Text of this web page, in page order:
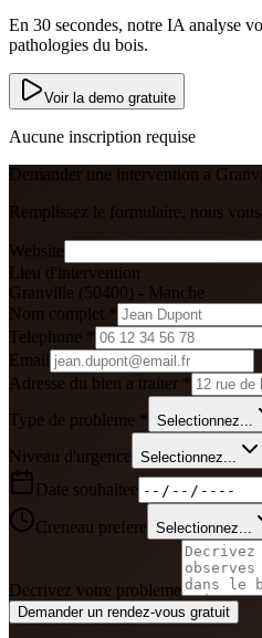
En 30 secondes, notre IA analyse
pathologies du bois.
Voir la demo gratuite
Aucune inscription requise
Demander une intervention a
Remplissez le formulaire, nous
Website
Lieu d'intervention
Granville ( 50400 ) - Manche
Nom complet *
Telephone *
Email
Adresse du bien a traiter *
Type de probleme *
Selectionnez...
Niveau d'urgence Selectionnez...
Date souhaitee
Creneau prefere Selectionnez...
Decrivez votre probleme
Demander un rendez-vous gratuit